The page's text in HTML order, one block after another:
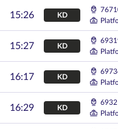
15:26 KD
15:27 KD
16:17 KD
16:29 KD